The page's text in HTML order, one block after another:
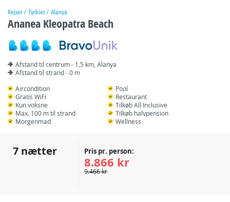
Rejser Tyrkiet Alanya
Ananea Kleopatra Beach
Afstand til centrum - 1,5 km, Alanya
Afstand til strand - 0 m
Aircondition
Gratis WiFi
Kun voksne
Max. 100 m til strand
Morgenmad
Pool
Restaurant
Tilkøb All Inclusive
Tilkøb halvpension
Wellness
7 nætter Pris pr. person:
8.866 kr
9.466 kr